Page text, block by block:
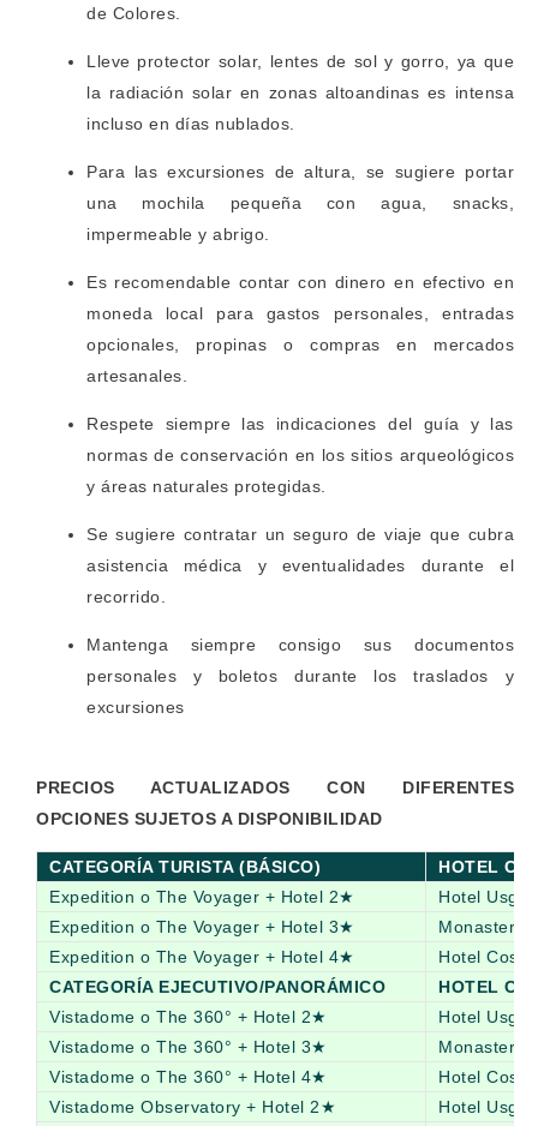
de Colores.
Lleve protector solar, lentes de sol y gorro, ya que
la radiación solar en zonas altoandinas es intensa
incluso en días nublados.
Para las excursiones de altura, se sugiere portar
una mochila pequeña con agua, snacks,
impermeable y abrigo.
Es recomendable contar con dinero en efectivo en
moneda local para gastos personales, entradas
opcionales, propinas o compras en mercados
artesanales.
Respete siempre las indicaciones del guía y las
normas de conservación en los sitios arqueológicos
y áreas naturales protegidas.
Se sugiere contratar un seguro de viaje que cubra
asistencia médica y eventualidades durante el
recorrido.
Mantenga siempre consigo sus documentos
personales y boletos durante los traslados y
excursiones
PRECIOS ACTUALIZADOS CON DIFERENTES
OPCIONES SUJETOS A DISPONIBILIDAD
CATEGORÍA TURISTA (BÁSICO)
HOTEL
Expedition o The Voyager + Hotel 2★
Hotel Usgar
Expedition o The Voyager + Hotel 3★
Monasterio
Expedition o The Voyager + Hotel 4★
Hotel
CATEGORÍA EJECUTIVO/PANORÁMICO
HOTEL
Vistadome o The 360° + Hotel 2★
Hotel Usgar
Vistadome o The 360° + Hotel 3★
Monasterio
Vistadome o The 360° + Hotel 4★
Hotel
Vistadome Observatory + Hotel 2★
Hotel Usgar